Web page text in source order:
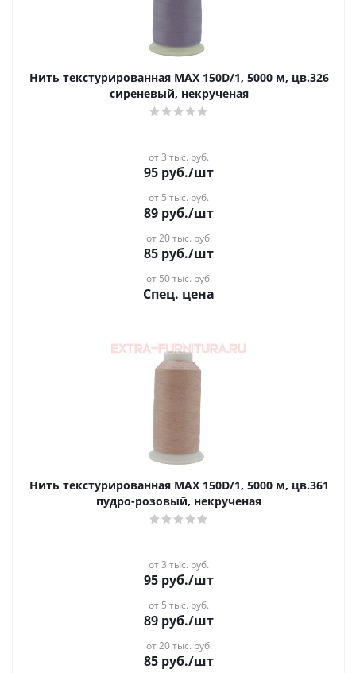
Нить текстурированная MAX 150D/1, 5000 м, цв.326
сиреневый, некрученая
от 3 тыс. руб.
95 руб./шт
от 5 тыс. руб.
89 руб./шт
от 20 тыс. руб.
85 руб./шт
от 50 тыс. руб.
Спец. цена
Нить текстурированная MAX 150D/1, 5000 м, цв.361
пудро-розовый, некрученая
от 3 тыс. руб.
95 руб./шт
от 5 тыс. руб.
89 руб./шт
от 20 тыс. руб.
85 руб./шт